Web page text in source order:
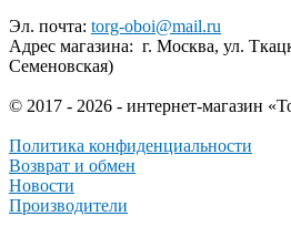
Эл. почта: torg-oboi@mail.ru
Адрес магазина: г. Москва, ул.
Семеновская)
© 2017 - 2026 - интернет-магазин
Политика конфиденциальности
Возврат и обмен
Новости
Производители